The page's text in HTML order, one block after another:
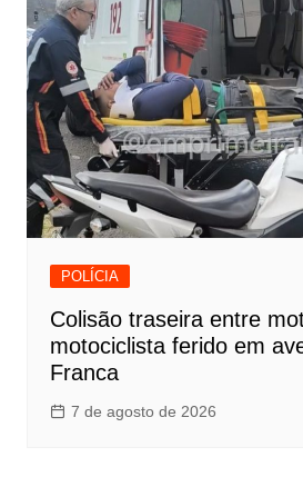
POLÍCIA
Colisão traseira entre
motociclista ferido em
Franca
7 de agosto de 2026